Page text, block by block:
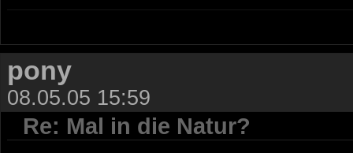
pony
08.05.05 15:59
Re: Mal in die Natur?